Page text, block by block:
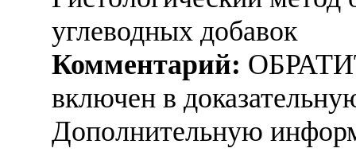
углеводных добавок
Комментарий:
включен в
Дополнительную